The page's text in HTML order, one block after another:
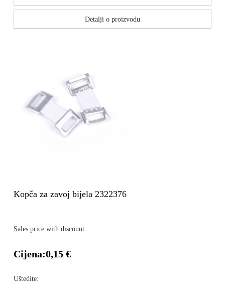
Detalji o proizvodu
Kopča za zavoj bijela 2322376
Sales price with discount:
Cijena:0,15 €
Uštedite: